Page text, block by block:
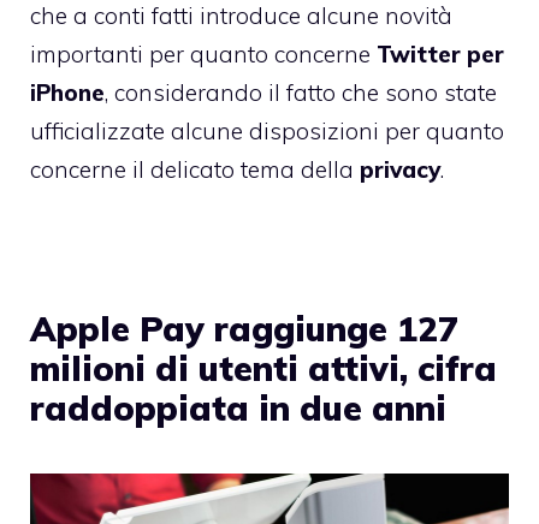
che a conti fatti introduce alcune novità
importanti per quanto concerne Twitter per
iPhone, considerando il fatto che sono state
ufficializzate alcune disposizioni per quanto
concerne il delicato tema della privacy.
Apple Pay raggiunge 127
milioni di utenti attivi, cifra
raddoppiata in due anni